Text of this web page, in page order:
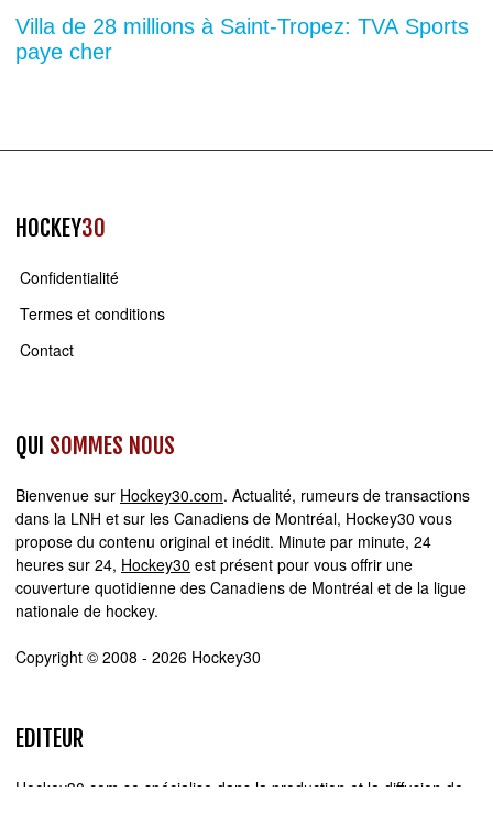
Villa de 28 millions à Saint-Tropez: TVA Sports
paye cher
HOCKEY30
Confidentialité
Termes et conditions
Contact
QUI SOMMES NOUS
Bienvenue sur Hockey30.com. Actualité, rumeurs de transactions
dans la LNH et sur les Canadiens de Montréal, Hockey30 vous
propose du contenu original et inédit. Minute par minute, 24
heures sur 24, Hockey30 est présent pour vous offrir une
couverture quotidienne des Canadiens de Montréal et de la ligue
nationale de hockey.
Copyright © 2008 - 2026 Hockey30
EDITEUR
Hockey30.com se spécialise dans la production et la diffusion de